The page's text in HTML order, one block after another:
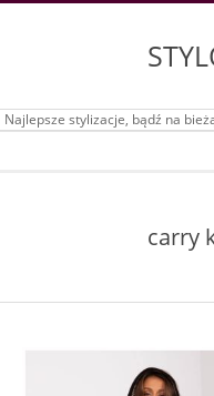
Najlepsze stylizacje, bądź na
carry